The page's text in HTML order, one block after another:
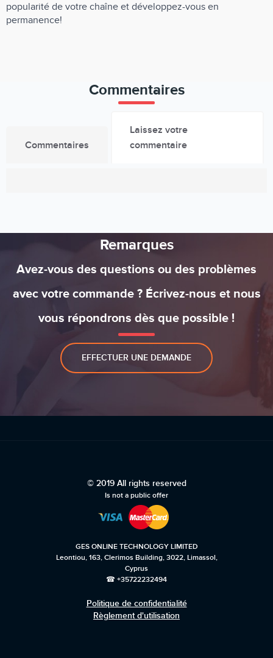
popularité de votre chaîne et développez-vous en
permanence!
Commentaires
Commentaires
Laissez votre
commentaire
Remarques
Avez-vous des questions ou des problèmes
avec votre commande ? Écrivez-nous et nous
vous répondrons dès que possible !
EFFECTUER UNE DEMANDE
© 2019 All rights reserved
Is not a public offer
GES ONLINE TECHNOLOGY LIMITED
Leontiou, 163, Clerimos Building, 3022, Limassol,
Cyprus
☎ +35722232494
Politique de confidentialité
Règlement d'utilisation